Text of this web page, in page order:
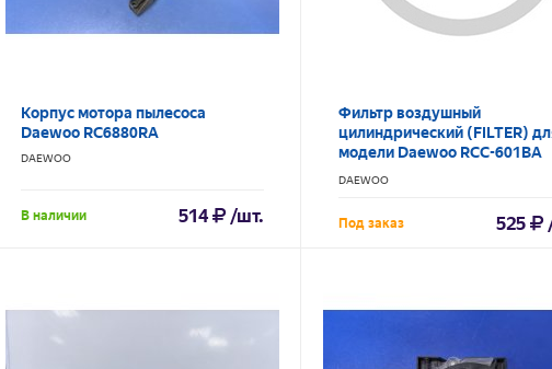
Корпус мотора пылесоса
Daewoo RC6880RA
DAEWOO
В наличии 514 /шт.
Фильтр воздушный
цилиндрический (FILTER)
модели Daewoo RCC-601BA
60101037 Не поставляется!!!
DAEWOO
Под заказ 525